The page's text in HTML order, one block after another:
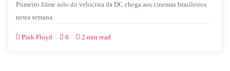
Primeiro filme solo do velocista da DC chega aos cinemas brasileiros
nesta semana.
Pink Floyd 0 2 min read